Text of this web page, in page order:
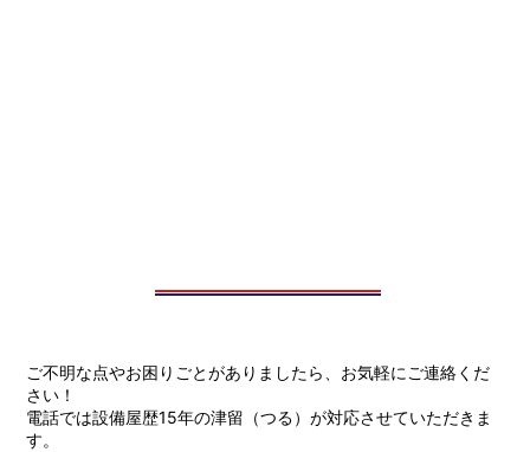
ご不明な点やお困りごとがありましたら、お気軽にご連絡くだ
さい！
電話では設備屋歴15年の津留（つる）が対応させていただきま
す。